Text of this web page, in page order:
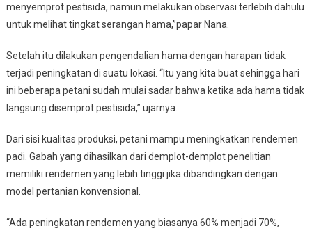
menyemprot pestisida, namun melakukan observasi terlebih dahulu
untuk melihat tingkat serangan hama,”papar Nana.
Setelah itu dilakukan pengendalian hama dengan harapan tidak
terjadi peningkatan di suatu lokasi. “Itu yang kita buat sehingga hari
ini beberapa petani sudah mulai sadar bahwa ketika ada hama tidak
langsung disemprot pestisida,” ujarnya.
Dari sisi kualitas produksi, petani mampu meningkatkan rendemen
padi. Gabah yang dihasilkan dari demplot-demplot penelitian
memiliki rendemen yang lebih tinggi jika dibandingkan dengan
model pertanian konvensional.
“Ada peningkatan rendemen yang biasanya 60% menjadi 70%,